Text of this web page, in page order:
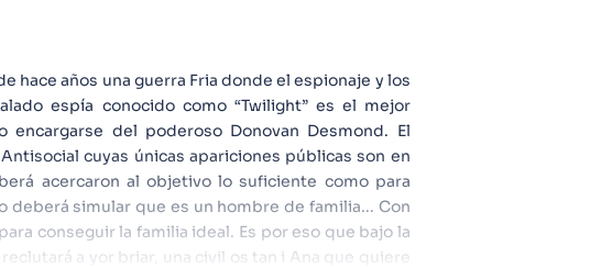
hace años una guerra Fria donde el espionaje y los
espía conocido como “Twilight” es el mejor
del poderoso Donovan Desmond. El
cuyas únicas apariciones públicas son en
acercaron al objetivo lo suficiente como para
deberá simular que es un hombre de familia... Con
conseguir la familia ideal. Es por eso que bajo la
a yor briar, una civil os tan i Ana que quiere